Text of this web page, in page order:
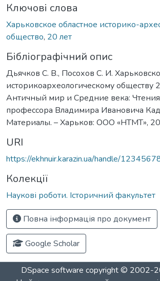
Ключові слова
Харьковское областное историко-
общество, 20 лет
Бібліографічний опис
Дьячков С. В., Посохов С. И.
историко­археологическому обществу
Античный мир и Средние века:
профессора Владимира Ивановича
Материалы. – Харьков: ООО «НТМТ»,
URI
https://ekhnuir.karazin.ua/handle/
Колекції
Наукові роботи. Історичний факультет
Повна інформація про документ
Google Scholar
DSpace software copyright © 2002-